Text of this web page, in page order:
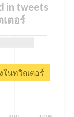
in tweets
เตอร์
ในทวิตเตอร์